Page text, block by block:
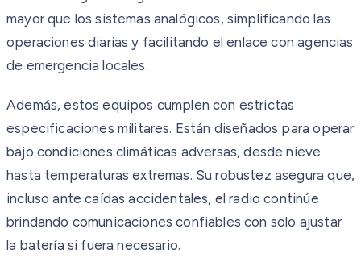
mayor que los sistemas analógicos, simplificando las
operaciones diarias y facilitando el enlace con agencias
de emergencia locales.
Además, estos equipos cumplen con estrictas
especificaciones militares. Están diseñados para operar
bajo condiciones climáticas adversas, desde nieve
hasta temperaturas extremas. Su robustez asegura que,
incluso ante caídas accidentales, el radio continúe
brindando comunicaciones confiables con solo ajustar
la batería si fuera necesario.